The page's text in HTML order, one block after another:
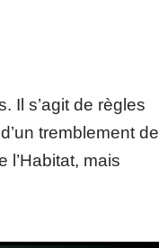
Il s’agit de règles
tremblement de
l’Habitat, mais